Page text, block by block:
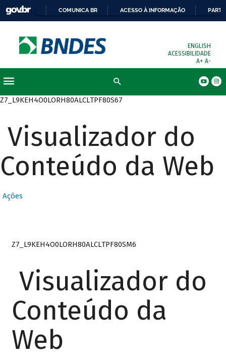
COMUNICA BR ACESSO À INFORMAÇÃO
ENGLISH
ACESSIBILIDADE
A+ A-
Z7_L9KEH4O0LORH80ALCLTPF80S67
Visualizador do
Conteúdo da Web
Ações
Z7_L9KEH4O0LORH80ALCLTPF80SM6
Visualizador do
Conteúdo da
Web